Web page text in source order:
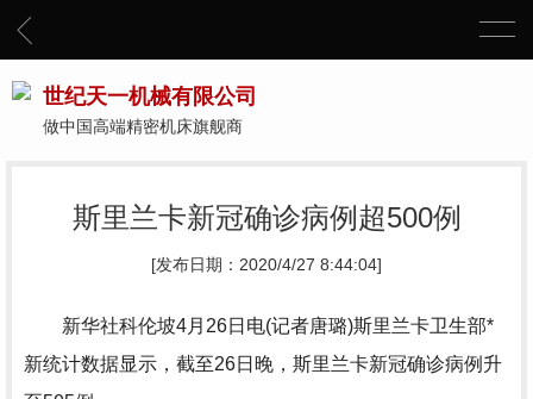
世纪天一机械有限公司
做中国高端精密机床旗舰商
斯里兰卡新冠确诊病例超500例
[发布日期：2020/4/27 8:44:04]
新华社科伦坡4月26日电(记者唐璐)斯里兰卡卫生部*
新统计数据显示，截至26日晚，斯里兰卡新冠确诊病例升